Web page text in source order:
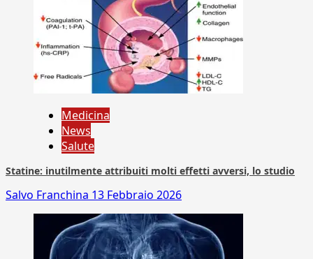
Medicina
News
Salute
Statine: inutilmente attribuiti molti effetti avversi, lo studio
Salvo Franchina 13 Febbraio 2026